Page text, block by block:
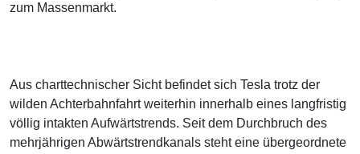
zum Massenmarkt.
Aus charttechnischer Sicht befindet sich Tesla trotz der
wilden Achterbahnfahrt weiterhin innerhalb eines langfristig
völlig intakten Aufwärtstrends. Seit dem Durchbruch des
mehrjährigen Abwärtstrendkanals steht eine übergeordnete